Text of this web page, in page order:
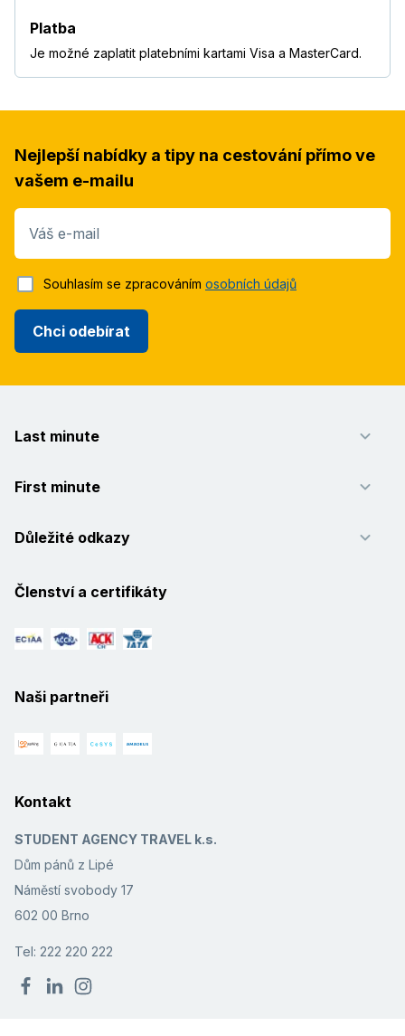
Platba
Je možné zaplatit platebními kartami Visa a MasterCard.
Nejlepší nabídky a tipy na cestování přímo ve
vašem e-mailu
Váš e-mail
Chci odebírat
Souhlasím se zpracováním osobních údajů
Last minute
First minute
Důležité odkazy
Členství a certifikáty
Naši partneři
Kontakt
STUDENT AGENCY TRAVEL k.s.
Dům pánů z Lipé
Náměstí svobody 17
602 00 Brno
Tel: 222 220 222